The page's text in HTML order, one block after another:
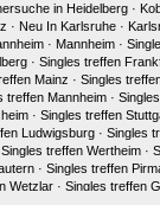
in Heidelberg ·
· Neu In Karlsruhe·
· Mannheim·
· Singles treffen
Mainz · Singles
treffen Mannheim·
· Singles treffen
Ludwigsburg· Singles
Singles treffen Wertheim ·
· Singles treffen
Wetzlar· Singles treffen